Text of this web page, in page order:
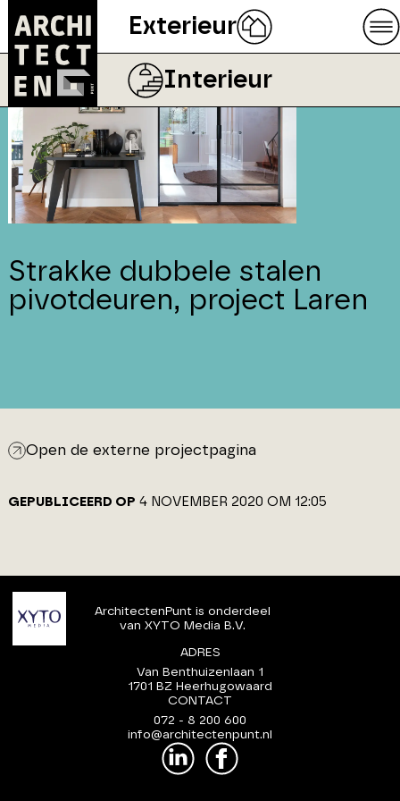
Exterieur
Interieur
Strakke dubbele stalen
pivotdeuren, project Laren
Open de externe projectpagina
GEPUBLICEERD OP 4 NOVEMBER 2020 OM 12:05
ArchitectenPunt is onderdeel
van XYTO Media B.V.
ADRES
Van Benthuizenlaan 1
1701 BZ Heerhugowaard
CONTACT
072 - 8 200 600
info@architectenpunt.nl